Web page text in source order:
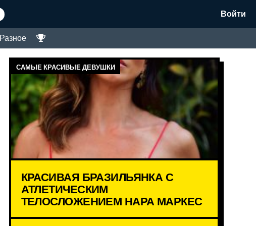
Войти
Разное
САМЫЕ КРАСИВЫЕ ДЕВУШКИ
КРАСИВАЯ БРАЗИЛЬЯНКА С
АТЛЕТИЧЕСКИМ
ТЕЛОСЛОЖЕНИЕМ НАРА МАРКЕС